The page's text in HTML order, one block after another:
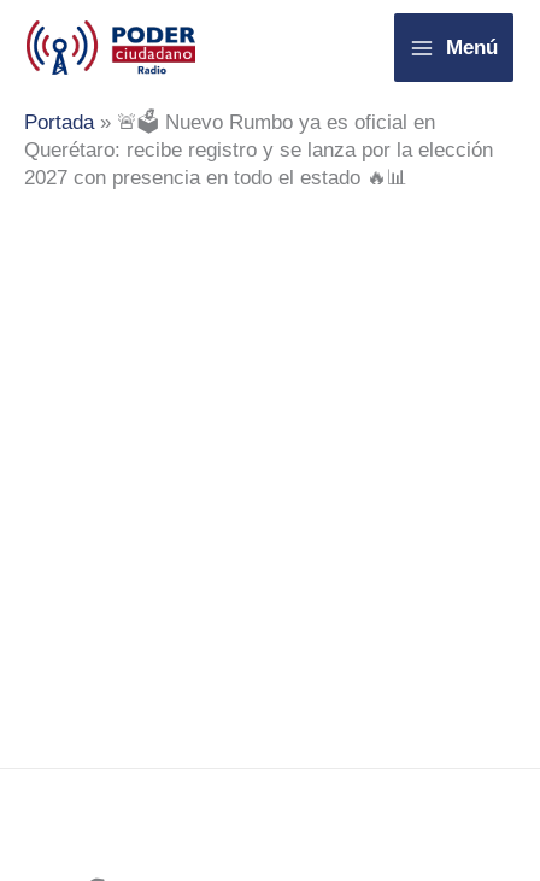
contenido
Menú
Portada» 🚨🗳️ Nuevo Rumbo ya es oficial en
Querétaro: recibe registro y se lanza por la elección
2027 con presencia en todo el estado 🔥📊